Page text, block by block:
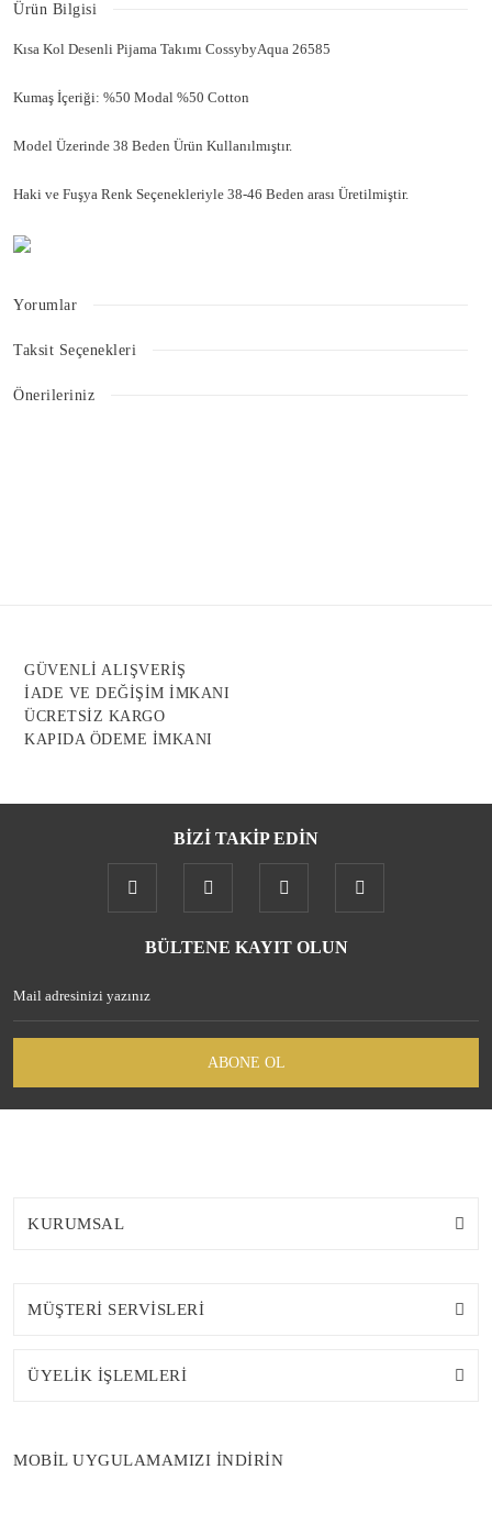
Ürün Bilgisi
Kısa Kol Desenli Pijama Takımı CossybyAqua 26585
Kumaş İçeriği: %50 Modal %50 Cotton
Model Üzerinde 38 Beden Ürün Kullanılmıştır.
Haki ve Fuşya Renk Seçenekleriyle 38-46 Beden arası Üretilmiştir.
Yorumlar
Taksit Seçenekleri
Önerileriniz
Bu ürüne benzer farklı alternatifler olmalı.
Gönder
GÜVENLİ ALIŞVERİŞ
İADE VE DEĞİŞİM İMKANI
ÜCRETSİZ KARGO
KAPIDA ÖDEME İMKANI
BİZİ TAKİP EDİN
BÜLTENE KAYIT OLUN
ABONE OL
KURUMSAL
MÜŞTERİ SERVİSLERİ
ÜYELİK İŞLEMLERİ
MOBİL UYGULAMAMIZI İNDİRİN